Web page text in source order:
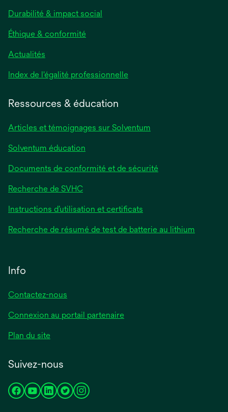
Durabilité & impact social
Éthique & conformité
Actualités
Index de l'égalité professionnelles’ouvre
onglet
Ressources & éducation
Articles et témoignages sur Solventum
Solventum éducation
Documents de conformité et de sécurité
Recherche de SVHC
Instructions d’utilisation et certificats
Recherche de résumé de test de batterie au lithium
Info
Contactez-nous
Connexion au portail partenaire
Plan du site
Suivez-nous
s’ouvres’ouvres’ouvres’ouvres’ouvre